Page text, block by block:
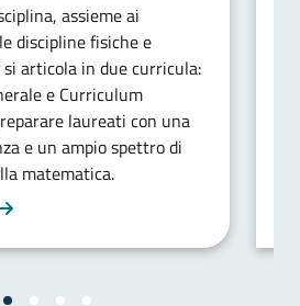
assieme ai
discipline fisiche e
articola in due curricula:
e Curriculum
laureati con una
e un ampio spettro di
matematica.